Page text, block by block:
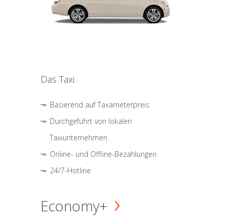
Das Taxi
Basierend auf Taxameterpreis
Durchgeführt von lokalen
Taxiunternehmen
Online- und Offline-Bezahlungen
24/7-Hotline
Economy+